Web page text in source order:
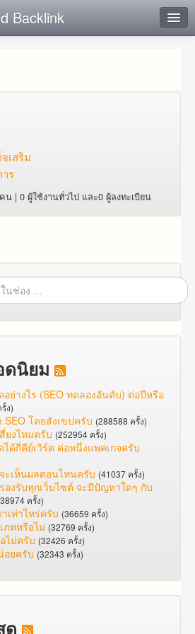
Backlink
รือไม่?
เสริม
ร
| 0 ผู้ใช้งานทั่วไป และ0 ผู้ลงทะเบียน
ดนิยม
อย่างไร (SEO ทดลองอันดับ) ต่อปีหรือ
ง)
โดยสังเขปครับ (288588 ครั้ง)
ยงไหมครับ (252954 ครั้ง)
ได้กี่คีย์เวิร์ด ต่อหนึ่งแพคเกจครับ
ะเห็นผลตอนไหนครับ (41037 ครั้ง)
องรับทุกเว็บไซต์ จะมีปัญหาใดๆ กับ
ครั้ง)
เท่าไหร่ครับ (36659 ครั้ง)
ภทหรือไม่ (32769 ครั้ง)
ไม่ครับ (32426 ครั้ง)
อยครับ (32343 ครั้ง)
ด